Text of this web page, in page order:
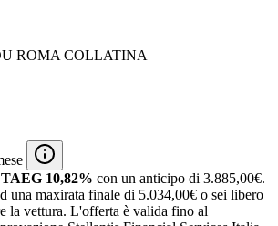
ROMA COLLATINA
10,82% con un anticipo di 3.885,00€.
una maxirata finale di 5.034,00€ o sei libero
la vettura. L'offerta è valida fino al